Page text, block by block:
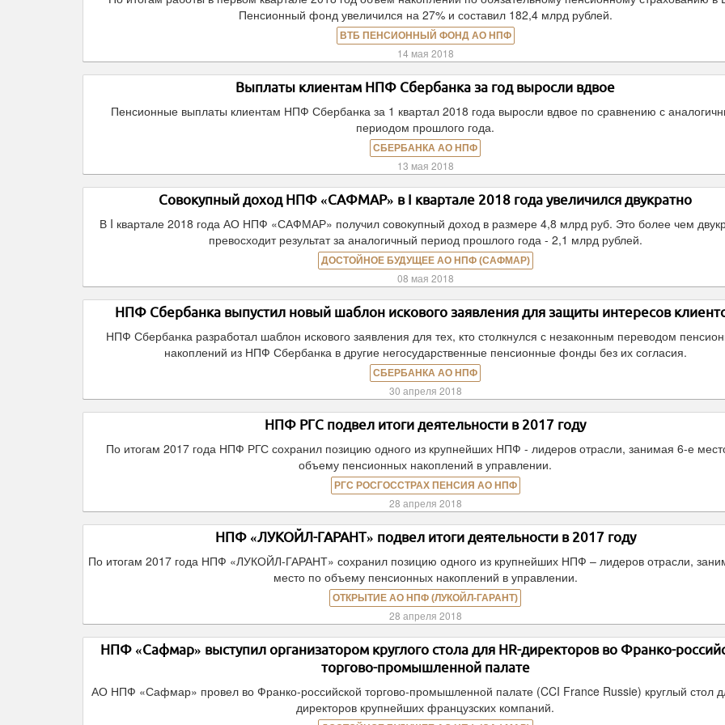
Пенсионный фонд увеличился на 27% и составил 182,4 млрд рублей.
ВТБ ПЕНСИОННЫЙ ФОНД АО НПФ
14 мая 2018
Выплаты клиентам НПФ Сбербанка за год выросли вдвое
Пенсионные выплаты клиентам НПФ Сбербанка за 1 квартал 2018 года выросли вдвое по сравнению с
периодом прошлого года.
СБЕРБАНКА АО НПФ
13 мая 2018
Совокупный доход НПФ «САФМАР» в I квартале 2018 года увеличился двукратно
В I квартале 2018 года АО НПФ «САФМАР» получил совокупный доход в размере 4,8 млрд руб. Это более чем
превосходит результат за аналогичный период прошлого года - 2,1 млрд рублей.
ДОСТОЙНОЕ БУДУЩЕЕ АО НПФ (САФМАР)
08 мая 2018
НПФ Сбербанка выпустил новый шаблон искового заявления для защиты интересов
НПФ Сбербанка разработал шаблон искового заявления для тех, кто столкнулся с незаконным переводом
накоплений из НПФ Сбербанка в другие негосударственные пенсионные фонды без их согласия.
СБЕРБАНКА АО НПФ
30 апреля 2018
НПФ РГС подвел итоги деятельности в 2017 году
По итогам 2017 года НПФ РГС сохранил позицию одного из крупнейших НПФ - лидеров отрасли, занимая 6-е
объему пенсионных накоплений в управлении.
РГС РОСГОССТРАХ ПЕНСИЯ АО НПФ
28 апреля 2018
НПФ «ЛУКОЙЛ-ГАРАНТ» подвел итоги деятельности в 2017 году
По итогам 2017 года НПФ «ЛУКОЙЛ-ГАРАНТ» сохранил позицию одного из крупнейших НПФ – лидеров отрасли,
место по объему пенсионных накоплений в управлении.
ОТКРЫТИЕ АО НПФ (ЛУКОЙЛ-ГАРАНТ)
28 апреля 2018
НПФ «Сафмар» выступил организатором круглого стола для HR-директоров во Франко-
торгово-промышленной палате
АО НПФ «Сафмар» провел во Франко-российской торгово-промышленной палате (CCI France Russie) круглый стол
директоров крупнейших французских компаний.